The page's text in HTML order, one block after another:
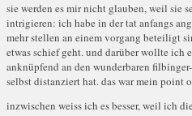
sie werden es mir nicht glauben, weil sie
intrigieren: ich habe in der tat anfangs
mehr stellen an einem vorgang beteiligt
etwas schief geht. und darüber wollte ich
anknüpfend an den wunderbaren
selbst distanziert hat. das war mein point
inzwischen weiss ich es besser, weil ich